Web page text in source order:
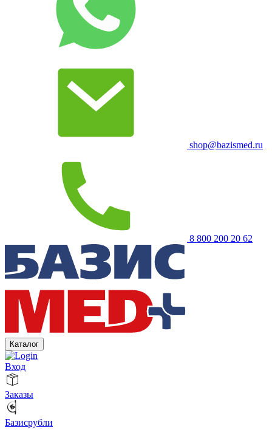
shop@bazismed.ru
8 800 200 20 62
Каталог
Вход
Заказы
Базисрубли